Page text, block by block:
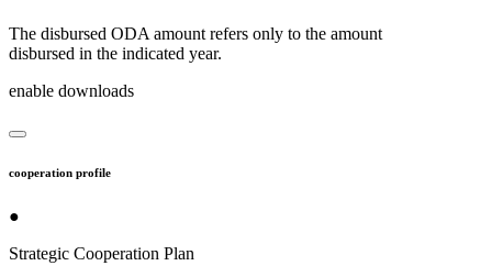
The disbursed ODA amount refers only to the amount
disbursed in the indicated year.
enable downloads
cooperation profile
●
Strategic Cooperation Plan